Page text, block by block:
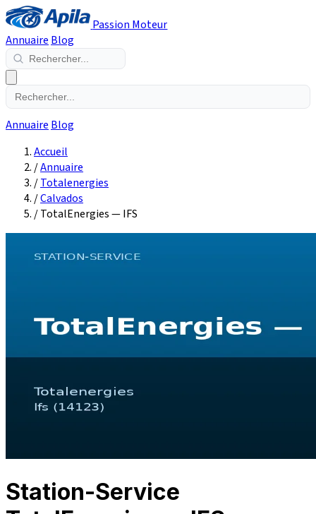
Passion Moteur
Annuaire Blog
Annuaire Blog
Accueil
/Annuaire
/Totalenergies
/Calvados
/TotalEnergies — IFS
Station-Service